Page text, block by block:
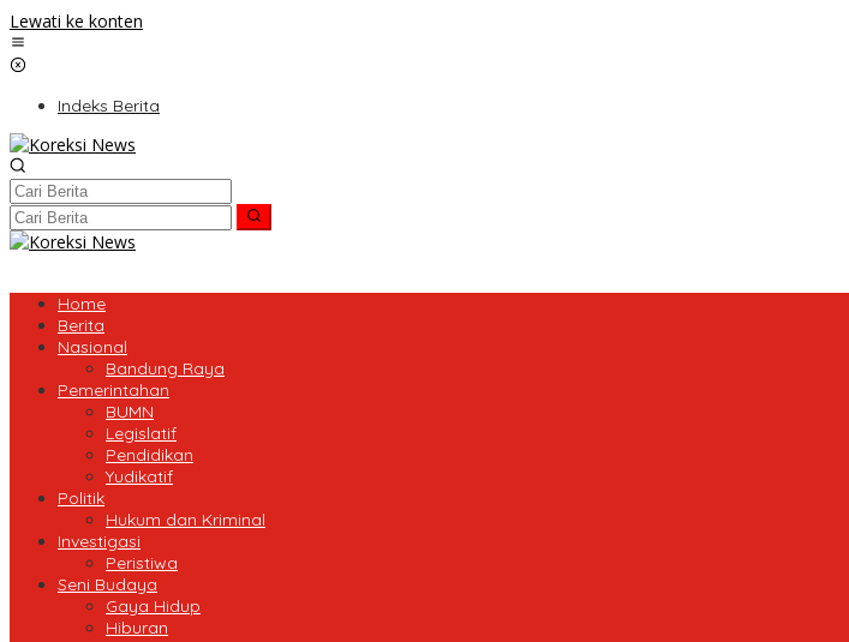
Lewati ke konten
Indeks Berita
Home
Berita
Nasional
Bandung Raya
Pemerintahan
BUMN
Legislatif
Pendidikan
Yudikatif
Politik
Hukum dan Kriminal
Investigasi
Peristiwa
Seni Budaya
Gaya Hidup
Hiburan